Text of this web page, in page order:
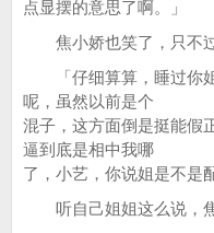
点显摆的意思了啊。」
焦小娇也笑了，只不过
「仔细算算，睡过你姐
呢，虽然以前是个
混子，这方面倒是挺能假
逼到底是相中我哪
了，小艺，你说姐是不是
听自己姐姐这么说，焦